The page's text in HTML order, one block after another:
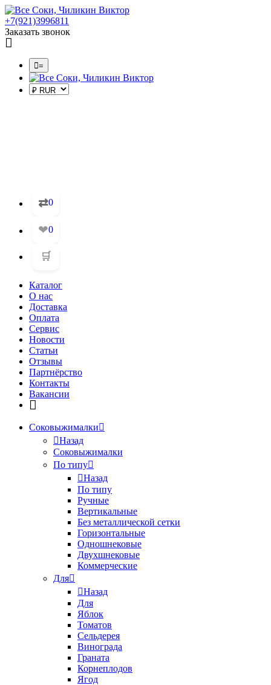
+7(921)3996811
Заказать звонок
=
⇄0
❤0
🛒
Каталог
О нас
Доставка
Оплата
Сервис
Новости
Статьи
Отзывы
Партнёрство
Контакты
Вакансии
Соковыжималки
Назад
Соковыжималки
По типу
Назад
По типу
Ручные
Вертикальные
Без металлической сетки
Горизонтальные
Одношнековые
Двухшнековые
Коммерческие
Для
Назад
Для
Яблок
Томатов
Cельдерея
Винограда
Граната
Корнеплодов
Ягод